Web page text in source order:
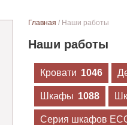
Вы здесь
Главная / Наши работы
Наши работы
Кровати 1046
Шкафы 1088
Серия шкафов